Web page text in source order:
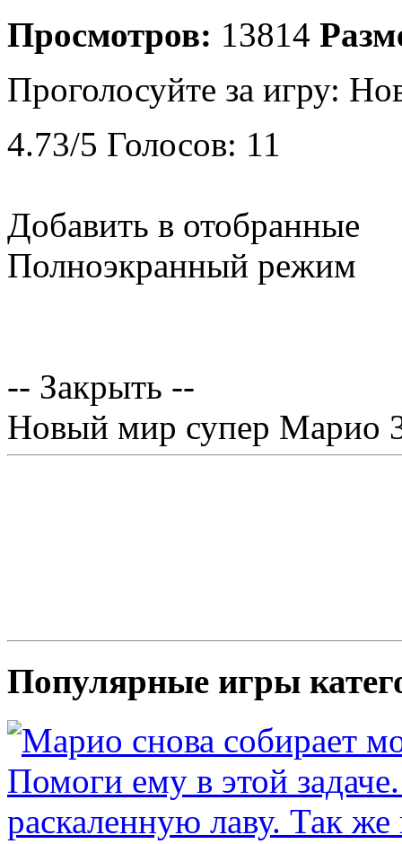
Просмотров: 13814
Проголосуйте за игру:
4.73/5 Голосов: 11
Добавить в отобранные
Полноэкранный режим
-- Закрыть --
Новый мир супер Марио
Популярные игры